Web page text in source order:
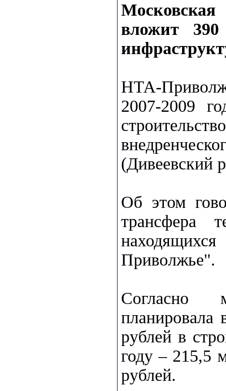
вложит
НТА-
2007-2009
(Дивеевский
Об этом
трансфера
Приволжье".
Согласно
планировала
рублей в
году – 215,5
рублей.